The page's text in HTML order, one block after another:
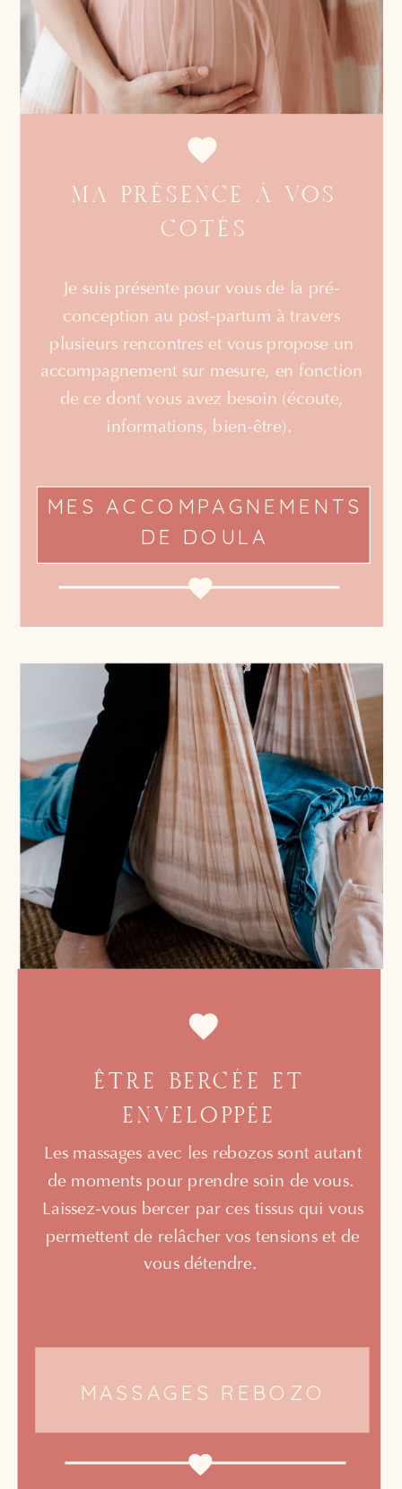
Je suis présente pour vous de la pré-
conception au post-partum à travers
plusieurs rencontres et vous propose un
accompagnement sur mesure, en fonction
de ce dont vous avez besoin (écoute,
informations, bien-être).
MA PRÉSENCE À VOS
COTÉS
MES ACCOMPAGNEMENTS
DE DOULA
ÊTRE BERCÉE ET
ENVELOPPÉE
Les massages avec les rebozos sont autant
de moments pour prendre soin de vous.
Laissez-vous bercer par ces tissus qui vous
permettent de relâcher vos tensions et de
vous détendre.
MASSAGES REBOZO